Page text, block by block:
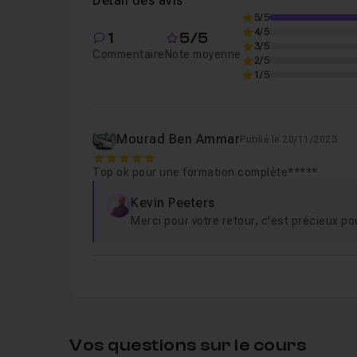
Leçon 6 I = Intérêt 01m54
Leçon 8
Leçon 9 Remerciements
1
Commentaire
5/5
Note moyenne
5/5
4/5
3/5
2/5
1/5
Mourad Ben Ammar Publié le 20/11/2023
5
Top ok pour une formation complète*****
Kevin Peeters
Merci pour votre retour, c'est précieux
Vos questions sur le cours